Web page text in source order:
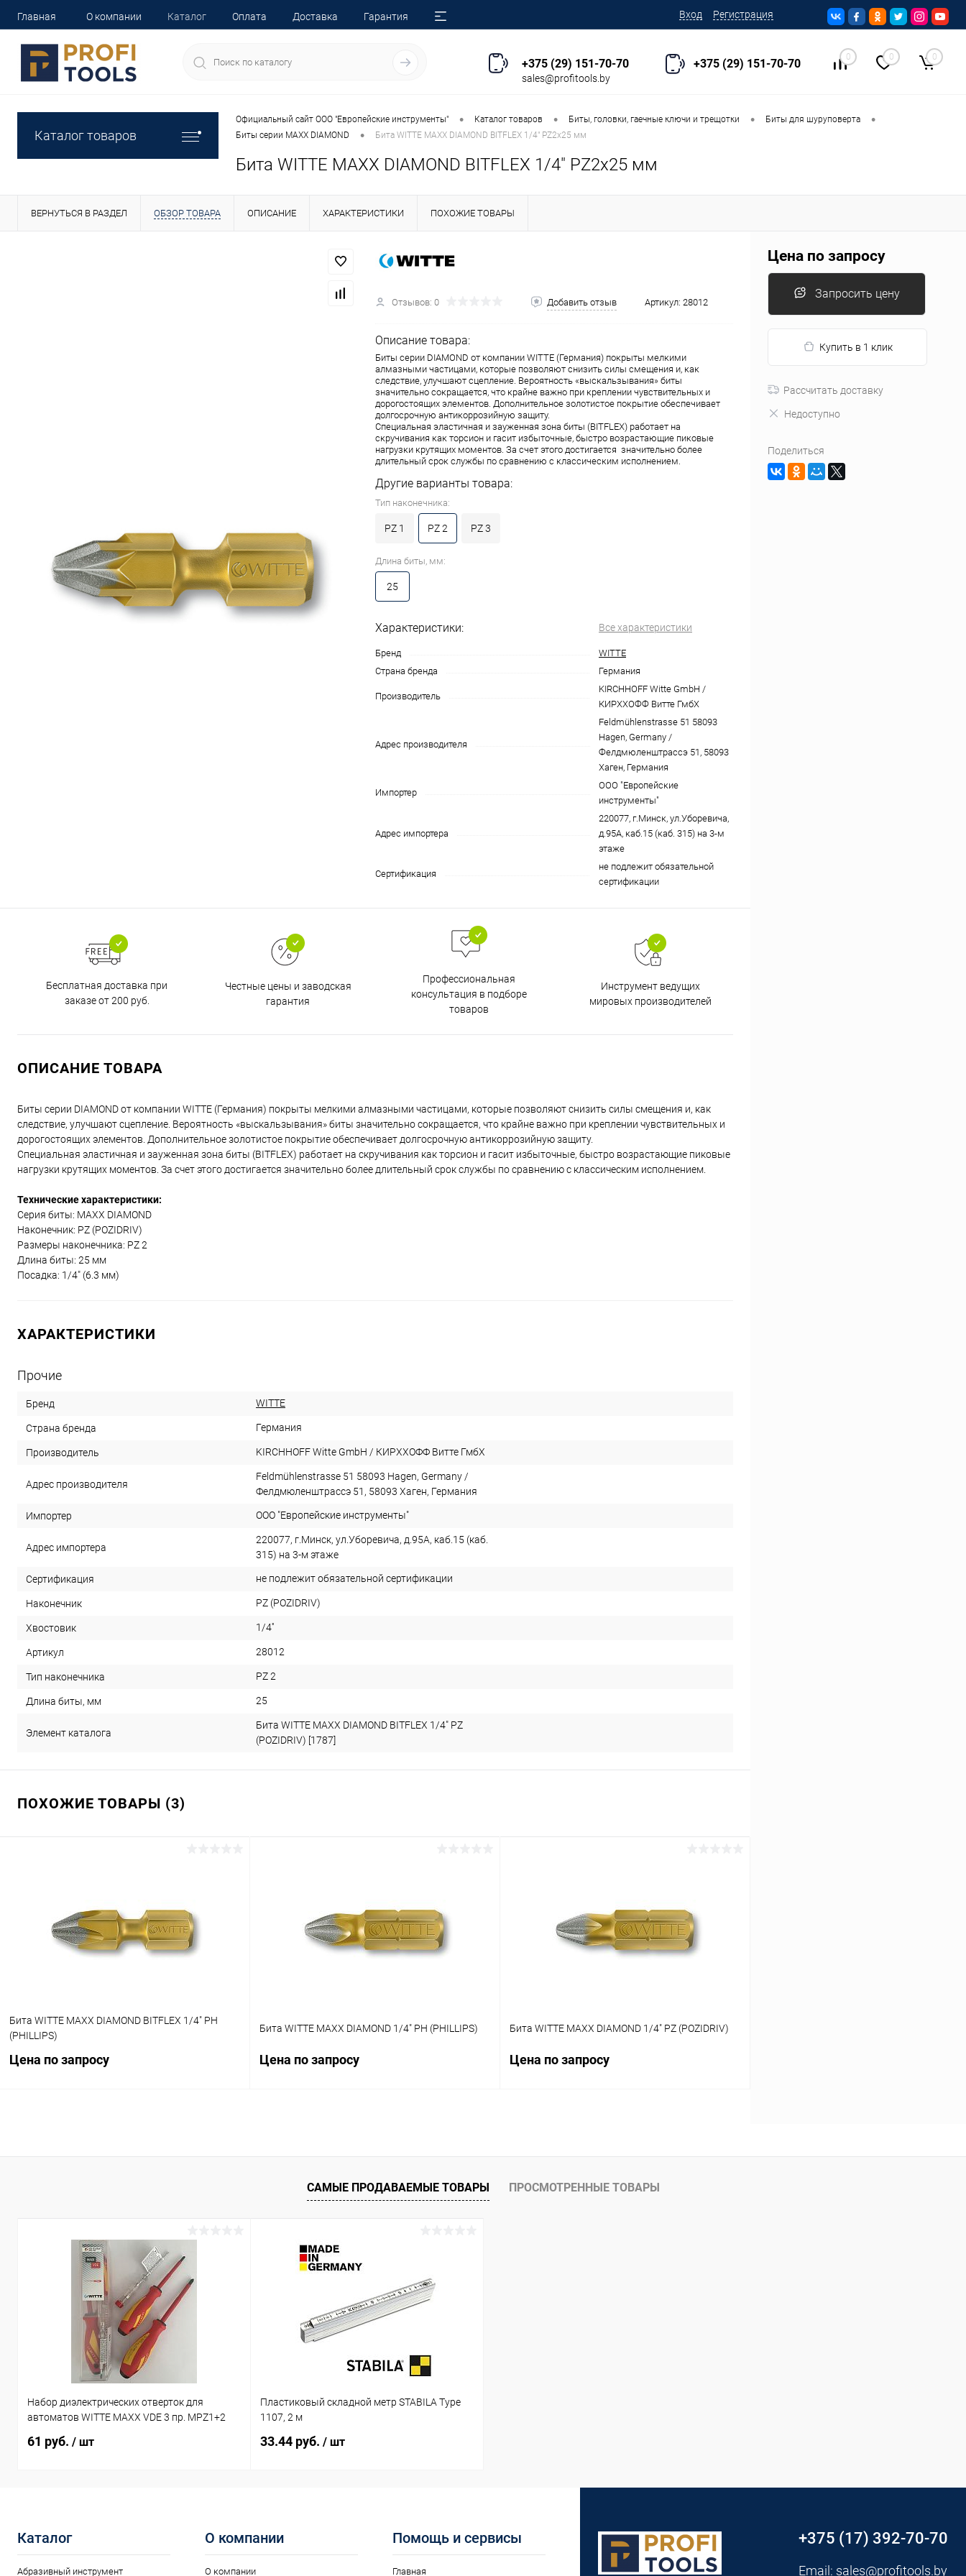
Главная О компании Каталог Оплата Доставка Гарантия Вход Регистрация
+375 (29) 151-70-70
sales@profitools.by
+375 (29) 151-70-70 0 0 0
Каталог товаров
Официальный сайт ООО "Европейские инструменты" • Каталог товаров • Биты, головки, гаечные ключи и трещотки • Биты для шуруповерта •
Биты серии MAXX DIAMOND • Бита WITTE MAXX DIAMOND BITFLEX 1/4" PZ2х25 мм
Бита WITTE MAXX DIAMOND BITFLEX 1/4" PZ2х25 мм
ВЕРНУТЬСЯ В РАЗДЕЛ ОБЗОР ТОВАРА ОПИСАНИЕ ХАРАКТЕРИСТИКИ ПОХОЖИЕ ТОВАРЫ
Отзывов: 0 Добавить отзыв Артикул: 28012
Описание товара:
Биты серии DIAMOND от компании WITTE (Германия) покрыты мелкими
алмазными частицами, которые позволяют снизить силы смещения и, как
следствие, улучшают сцепление. Вероятность «выскальзывания» биты
значительно сокращается, что крайне важно при креплении чувствительных и
дорогостоящих элементов. Дополнительное золотистое покрытие обеспечивает
долгосрочную антикоррозийную защиту.
Cпециальная эластичная и зауженная зона биты (BITFLEX) работает на
скручивания как торсион и гасит избыточные, быстро возрастающие пиковые
нагрузки крутящих моментов. За счет этого достигается значительно более
длительный срок службы по сравнению с классическим исполнением.
Другие варианты товара:
Тип наконечника:
PZ 1 PZ 2 PZ 3
Длина биты, мм:
25
Характеристики: Все характеристики
Бренд
WITTE
Страна бренда
Германия
Производитель
KIRCHHOFF Witte GmbH /
КИРХХОФФ Витте ГмбХ
Адрес производителя
Feldmühlenstrasse 51 58093
Hagen, Germany /
Фелдмюленштрассэ 51, 58093
Хаген, Германия
Импортер
ООО "Европейские
инструменты"
Адрес импортера
220077, г.Минск, ул.Уборевича,
д.95А, каб.15 (каб. 315) на 3-м
этаже
Сертификация
не подлежит обязательной
сертификации
Бесплатная доставка при
заказе от 200 руб.
Честные цены и заводская
гарантия
Профессиональная
консультация в подборе
товаров
Инструмент ведущих
мировых производителей
ОПИСАНИЕ ТОВАРА
Биты серии DIAMOND от компании WITTE (Германия) покрыты мелкими алмазными частицами, которые позволяют снизить силы смещения и, как
следствие, улучшают сцепление. Вероятность «выскальзывания» биты значительно сокращается, что крайне важно при креплении чувствительных и
дорогостоящих элементов. Дополнительное золотистое покрытие обеспечивает долгосрочную антикоррозийную защиту.
Cпециальная эластичная и зауженная зона биты (BITFLEX) работает на скручивания как торсион и гасит избыточные, быстро возрастающие пиковые
нагрузки крутящих моментов. За счет этого достигается значительно более длительный срок службы по сравнению с классическим исполнением.
Технические характеристики:
Серия биты: MAXX DIAMOND
Наконечник: PZ (POZIDRIV)
Размеры наконечника: PZ 2
Длина биты: 25 мм
Посадка: 1/4" (6.3 мм)
ХАРАКТЕРИСТИКИ
Прочие
Бренд WITTE
Страна бренда Германия
Производитель KIRCHHOFF Witte GmbH / КИРХХОФФ Витте ГмбХ
Адрес производителя
Feldmühlenstrasse 51 58093 Hagen, Germany /
Фелдмюленштрассэ 51, 58093 Хаген, Германия
Импортер ООО "Европейские инструменты"
Адрес импортера
220077, г.Минск, ул.Уборевича, д.95А, каб.15 (каб.
315) на 3-м этаже
Сертификация не подлежит обязательной сертификации
Наконечник PZ (POZIDRIV)
Хвостовик 1/4''
Артикул 28012
Тип наконечника PZ 2
Длина биты, мм 25
Элемент каталога
Бита WITTE MAXX DIAMOND BITFLEX 1/4" PZ
(POZIDRIV) [1787]
ПОХОЖИЕ ТОВАРЫ (3)
Бита WITTE MAXX DIAMOND BITFLEX 1/4" PH
(PHILLIPS)
Цена по запросу
Купить в 1 клик Сравнение
Бита WITTE MAXX DIAMOND 1/4" PH (PHILLIPS)
Цена по запросу
Купить в 1 клик Сравнение
Тип наконечника
Длина биты, мм
Бита WITTE MAXX DIAMOND 1/4" PZ (POZIDRIV)
Цена по запросу
Купить в 1 клик Сравнение
Цена по запросу
Запросить цену
Купить в 1 клик
Рассчитать доставку
Недоступно
Поделиться
САМЫЕ ПРОДАВАЕМЫЕ ТОВАРЫ ПРОСМОТРЕННЫЕ ТОВАРЫ
Набор диэлектрических отверток для
автоматов WITTE MAXX VDE 3 пр. MPZ1+2
61 руб. / шт
Пластиковый складной метр STABILA Type
1107, 2 м
33.44 руб. / шт
Каталог
Абразивный инструмент
О компании
О компании
Помощь и сервисы
Главная
+375 (17) 392-70-70
Email: sales@profitools.by